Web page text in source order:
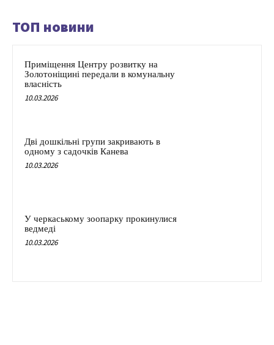
ТОП новини
Приміщення Центру розвитку на
Золотоніщині передали в комунальну
власність
10.03.2026
Дві дошкільні групи закривають в
одному з садочків Канева
10.03.2026
У черкаському зоопарку прокинулися
ведмеді
10.03.2026